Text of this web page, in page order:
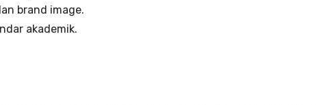
brand image.
akademik.